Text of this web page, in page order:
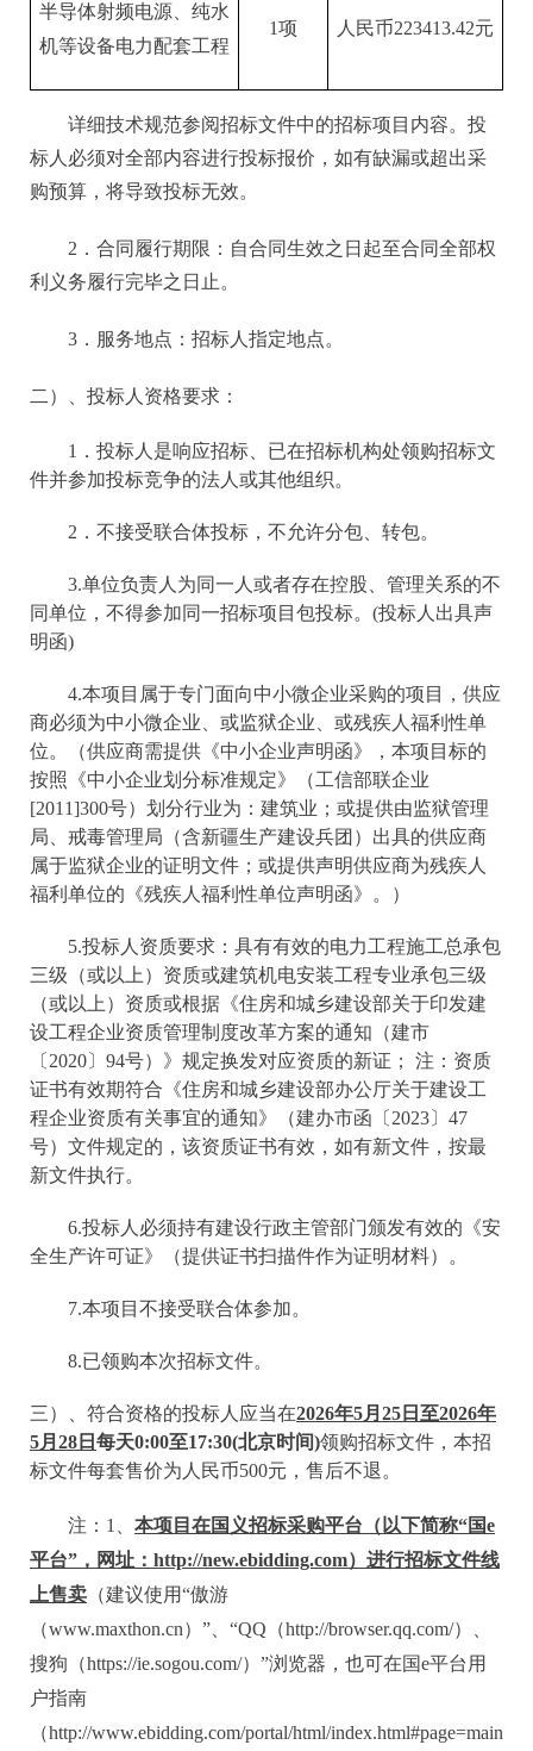
半导体射频电源、纯水
机等设备电力配套工程
1项 人民币223413.42元
详细技术规范参阅招标文件中的招标项目内容。投
标人必须对全部内容进行投标报价，如有缺漏或超出采
购预算，将导致投标无效。
2．合同履行期限：自合同生效之日起至合同全部权
利义务履行完毕之日止。
3．服务地点：招标人指定地点。
二）、投标人资格要求：
1．投标人是响应招标、已在招标机构处领购招标文
件并参加投标竞争的法人或其他组织。
2．不接受联合体投标，不允许分包、转包。
3.单位负责人为同一人或者存在控股、管理关系的不
同单位，不得参加同一招标项目包投标。(投标人出具声
明函)
4.本项目属于专门面向中小微企业采购的项目，供应
商必须为中小微企业、或监狱企业、或残疾人福利性单
位。（供应商需提供《中小企业声明函》，本项目标的
按照《中小企业划分标准规定》（工信部联企业
[2011]300号）划分行业为：建筑业；或提供由监狱管理
局、戒毒管理局（含新疆生产建设兵团）出具的供应商
属于监狱企业的证明文件；或提供声明供应商为残疾人
福利单位的《残疾人福利性单位声明函》。）
5.投标人资质要求：具有有效的电力工程施工总承包
三级（或以上）资质或建筑机电安装工程专业承包三级
（或以上）资质或根据《住房和城乡建设部关于印发建
设工程企业资质管理制度改革方案的通知（建市
〔2020〕94号）》规定换发对应资质的新证； 注：资质
证书有效期符合《住房和城乡建设部办公厅关于建设工
程企业资质有关事宜的通知》（建办市函〔2023〕47
号）文件规定的，该资质证书有效，如有新文件，按最
新文件执行。
6.投标人必须持有建设行政主管部门颁发有效的《安
全生产许可证》（提供证书扫描件作为证明材料）。
7.本项目不接受联合体参加。
8.已领购本次招标文件。
三）、 符合资格的投标人应当在2026年5月 25 日至2026年
5月 28 日 每天0:00至17:30(北京时间)领购招标文件，本招
标文件每套售价为人民币500元，售后不退。
注： 1、 本项目在国义招标采购平台（以下简称“国e
平台”，网址： http://new.ebidding.com）进行招标文件线
上售卖 （建议使用“傲游
（www.maxthon.cn）”、“QQ（http://browser.qq.com/）、
搜狗（https://ie.sogou.com/）”浏览器，也可在国e平台用
户指南
（http://www.ebidding.com/portal/html/